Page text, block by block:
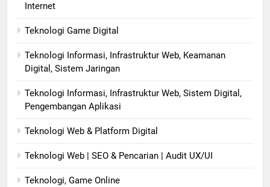
Internet
Teknologi Game Digital
Teknologi Informasi, Infrastruktur Web, Keamanan
Digital, Sistem Jaringan
Teknologi Informasi, Infrastruktur Web, Sistem Digital,
Pengembangan Aplikasi
Teknologi Web & Platform Digital
Teknologi Web | SEO & Pencarian | Audit UX/UI
Teknologi, Game Online